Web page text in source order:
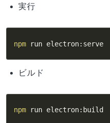
実行
npm run electron:serve
ビルド
npm run electron:build